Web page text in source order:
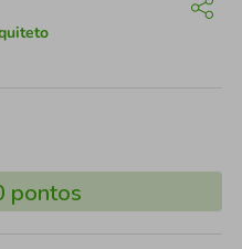
pontos